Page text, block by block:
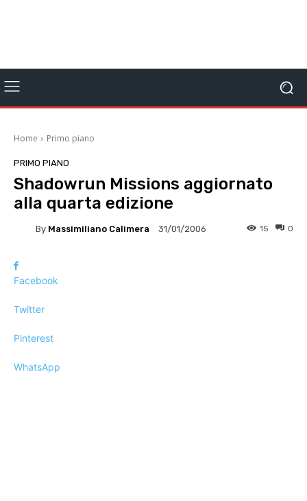
Home Primo piano
PRIMO PIANO
Shadowrun Missions aggiornato
alla quarta edizione
By Massimiliano Calimera 31/01/2006 0
15
Facebook
Twitter
Pinterest
WhatsApp